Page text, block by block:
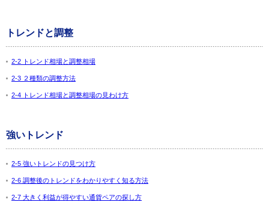
トレンドと調整
2-2 トレンド相場と調整相場
2-3 ２種類の調整方法
2-4 トレンド相場と調整相場の見わけ方
強いトレンド
2-5 強いトレンドの見つけ方
2-6 調整後のトレンドをわかりやすく知る方法
2-7 大きく利益が得やすい通貨ペアの探し方